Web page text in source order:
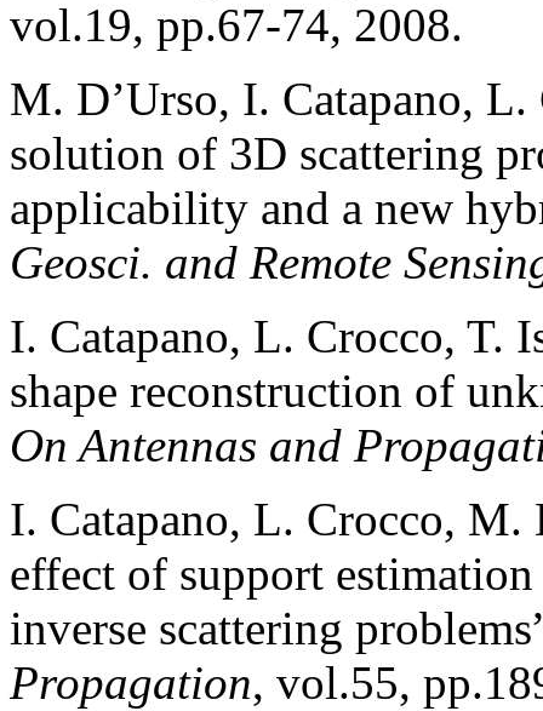
vol.19, pp.67-74, 2008.
M. D’Urso, I. Catapano,
solution of 3D scattering
applicability and a new
Geosci. and Remote
I. Catapano, L. Crocco, T.
shape reconstruction of
On Antennas and
I. Catapano, L. Crocco, M.
effect of support
inverse scattering
Propagation, vol.55,